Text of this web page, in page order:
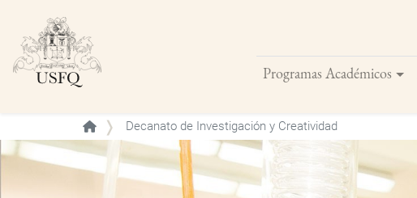
Programas Académicos
Buscar
Decanato de Investigación y Creatividad